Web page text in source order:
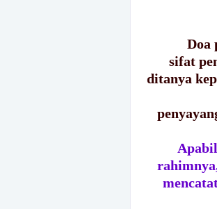
Doa
sifat
ditanya